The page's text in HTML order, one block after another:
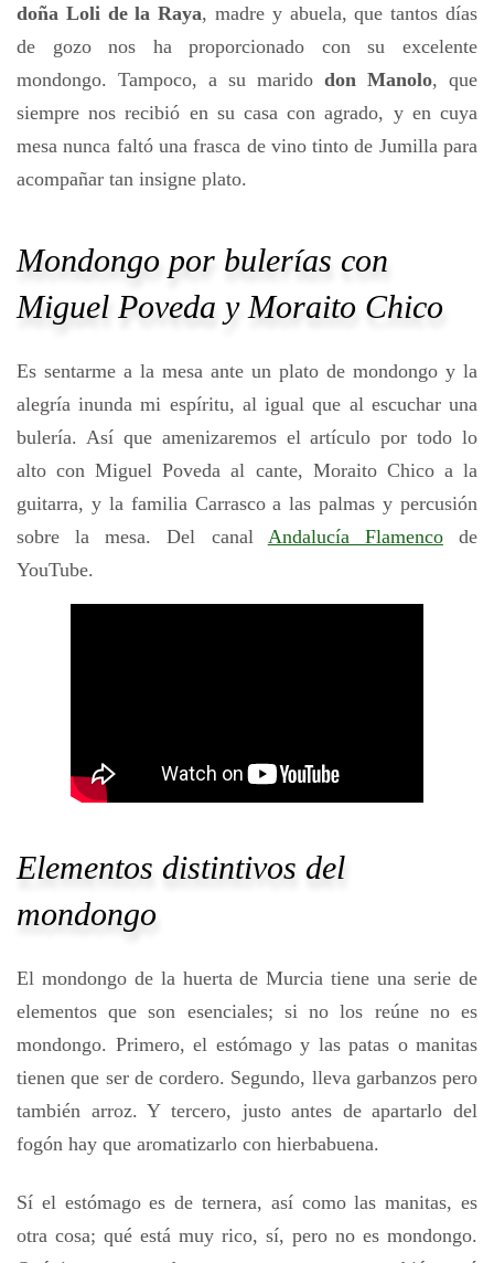
doña Loli de la Raya, madre y abuela, que tantos días
de gozo nos ha proporcionado con su excelente
mondongo. Tampoco, a su marido don Manolo, que
siempre nos recibió en su casa con agrado, y en cuya
mesa nunca faltó una frasca de vino tinto de Jumilla para
acompañar tan insigne plato.
Mondongo por bulerías con
Miguel Poveda y Moraito Chico
Es sentarme a la mesa ante un plato de mondongo y la
alegría inunda mi espíritu, al igual que al escuchar una
bulería. Así que amenizaremos el artículo por todo lo
alto con Miguel Poveda al cante, Moraito Chico a la
guitarra, y la familia Carrasco a las palmas y percusión
sobre la mesa. Del canal Andalucía Flamencode
YouTube.
Elementos distintivos del
mondongo
El mondongo de la huerta de Murcia tiene una serie de
elementos que son esenciales; si no los reúne no es
mondongo. Primero, el estómago y las patas o manitas
tienen que ser de cordero. Segundo, lleva garbanzos pero
también arroz. Y tercero, justo antes de apartarlo del
fogón hay que aromatizarlo con hierbabuena.
Sí el estómago es de ternera, así como las manitas, es
otra cosa; qué está muy rico, sí, pero no es mondongo.